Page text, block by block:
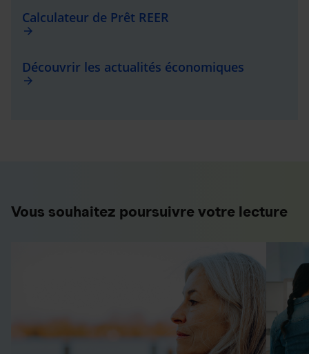
Calculateur de Prêt REER
arrow_forward
Découvrir les actualités économiques
arrow_forward
Vous souhaitez poursuivre votre lecture